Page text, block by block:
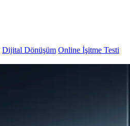
Dijital Dönüşüm Online İşitme Testi